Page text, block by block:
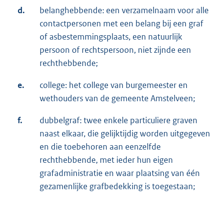
d.
belanghebbende: een verzamelnaam voor alle
contactpersonen met een belang bij een graf
of asbestemmingsplaats, een natuurlijk
persoon of rechtspersoon, niet zijnde een
rechthebbende;
e.
college: het college van burgemeester en
wethouders van de gemeente Amstelveen;
f.
dubbelgraf: twee enkele particuliere graven
naast elkaar, die gelijktijdig worden uitgegeven
en die toebehoren aan eenzelfde
rechthebbende, met ieder hun eigen
grafadministratie en waar plaatsing van één
gezamenlijke grafbedekking is toegestaan;